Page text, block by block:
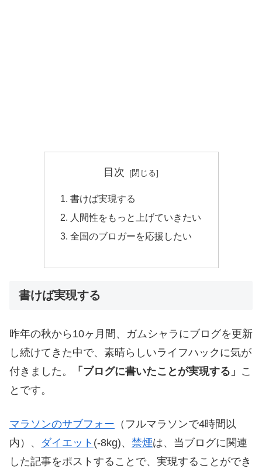
目次
書けば実現する
人間性をもっと上げていきたい
全国のブロガーを応援したい
書けば実現する
昨年の秋から10ヶ月間、ガムシャラにブログを更新
し続けてきた中で、素晴らしいライフハックに気が
付きました。
「ブログに書いたことが実現する」 こ
とです。
マラソンのサブフォー （フルマラソンで4時間以
内）、 ダイエット (-8kg)、 禁煙は、当ブログに関連
した記事をポストすることで、実現することができ